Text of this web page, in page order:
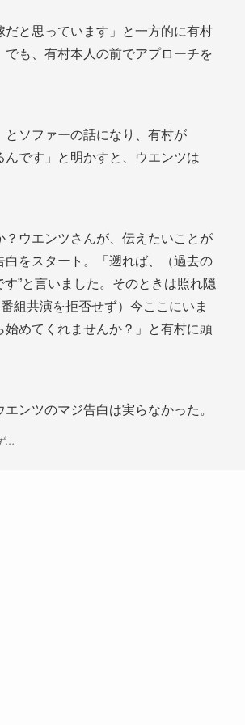
と思っています」と一方的に有村
も、有村本人の前でアプローチを
とソファーの話になり、有村が
んです」と明かすと、ウエンツは
ウエンツさんが、伝えたいことが
をスタート。「遡れば、（過去の
”と言いました。そのときは照れ隠
組共演を拒否せず）今ここにいま
めてくれませんか？」と有村に頭
ンツのマジ告白は実らなかった。
…